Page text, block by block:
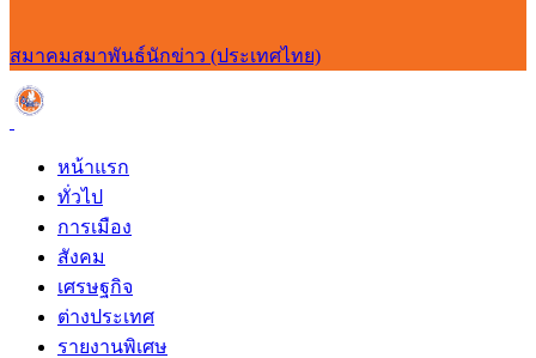
สมาคมสมาพันธ์นักข่าว (ประเทศไทย)
หน้าแรก
ทั่วไป
การเมือง
สังคม
เศรษฐกิจ
ต่างประเทศ
รายงานพิเศษ